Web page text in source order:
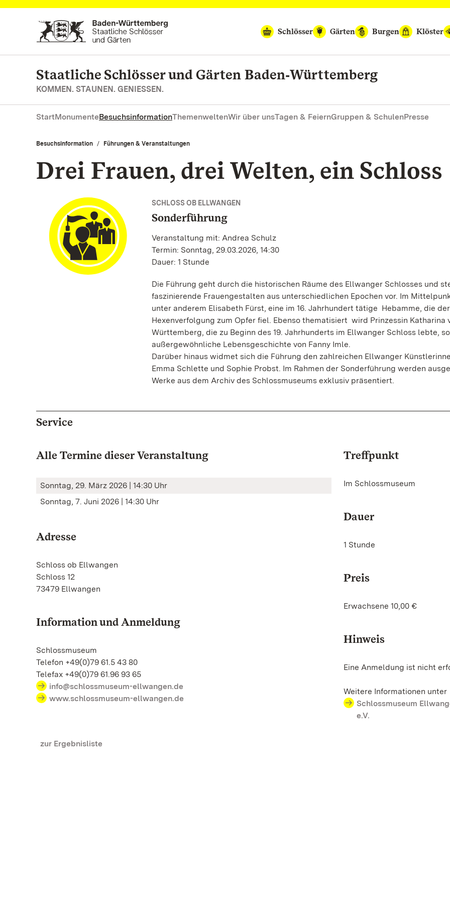
Zum Hauptinhalt springen
Schlösser
Gärten Burgen Klöster
Staatliche Schlösser und Gärten Baden‑Württemberg
KOMMEN. STAUNEN. GENIESSEN.
StartMonumenteBesuchsinformationThemenweltenWir über unsTagen & FeiernGruppen & SchulenPresse
Besuchsinformation Führungen & Veranstaltungen
Drei Frauen, drei Welten, ein Schloss
SCHLOSS OB ELLWANGEN
Sonderführung
Veranstaltung mit: Andrea Schulz
Termin: Sonntag, 29.03.2026, 14:30
Dauer: 1 Stunde
Die Führung geht durch die historischen Räume des Ellwanger Schlosses und
faszinierende Frauengestalten aus unterschiedlichen Epochen vor. Im
unter anderem Elisabeth Fürst, eine im 16. Jahrhundert tätige Hebamme, die der
Hexenverfolgung zum Opfer fiel. Ebenso thematisiert wird Prinzessin Katharina
Württemberg, die zu Beginn des 19. Jahrhunderts im Ellwanger Schloss lebte,
außergewöhnliche Lebensgeschichte von Fanny Imle.
Darüber hinaus widmet sich die Führung den zahlreichen Ellwanger
Emma Schlette und Sophie Probst. Im Rahmen der Sonderführung werden
Werke aus dem Archiv des Schlossmuseums exklusiv präsentiert.
Service
Alle Termine dieser Veranstaltung
Sonntag, 29. März 2026 | 14:30 Uhr
Sonntag, 7. Juni 2026 | 14:30 Uhr
Adresse
Schloss ob Ellwangen
Schloss 12
73479 Ellwangen
Information und Anmeldung
Schlossmuseum
Telefon +49(0)79 61.5 43 80
Telefax +49(0)79 61.96 93 65
info@schlossmuseum-ellwangen.de
www.schlossmuseum-ellwangen.de
Treffpunkt
Im Schlossmuseum
Dauer
1 Stunde
Preis
Erwachsene 10,00 €
Hinweis
Eine Anmeldung ist nicht
Weitere Informationen unter
Schlossmuseum
e.V.
zur Ergebnisliste